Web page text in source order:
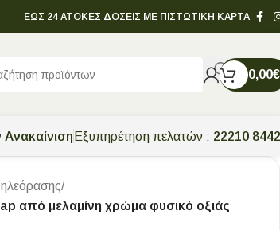
ΕΩΣ 24 ΑΤΟΚΕΣ ΔΟΣΕΙΣ ΜΕ ΠΙΣΤΩΤΙΚΗ ΚΑΡΤΑ
0,00€
Εξυπηρέτηση πελατών : 22210
/
από μελαμίνη χρώμα φυσικό οξιάς